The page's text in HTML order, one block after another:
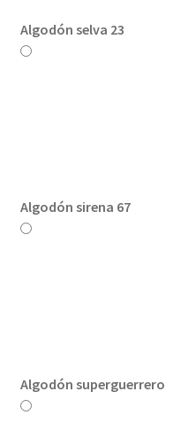
Algodón selva 23
Algodón sirena 67
Algodón superguerrero